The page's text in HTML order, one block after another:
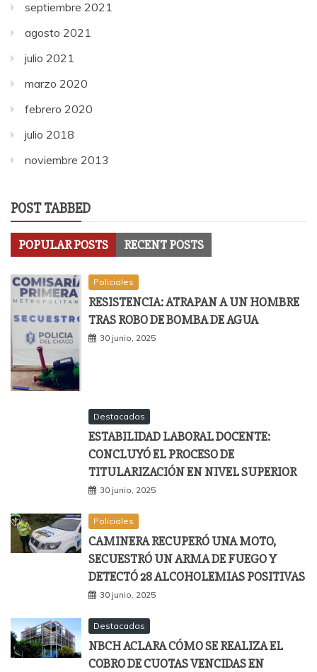
septiembre 2021
agosto 2021
julio 2021
marzo 2020
febrero 2020
julio 2018
noviembre 2013
POST TABBED
POPULAR POSTS RECENT POSTS
Policiales
RESISTENCIA: ATRAPAN A UN HOMBRE
TRAS ROBO DE BOMBA DE AGUA
30 junio, 2025
Destacadas
ESTABILIDAD LABORAL DOCENTE:
CONCLUYÓ EL PROCESO DE
TITULARIZACIÓN EN NIVEL SUPERIOR
30 junio, 2025
Policiales
CAMINERA RECUPERÓ UNA MOTO,
SECUESTRÓ UN ARMA DE FUEGO Y
DETECTÓ 28 ALCOHOLEMIAS POSITIVAS
30 junio, 2025
Destacadas
NBCH ACLARA CÓMO SE REALIZA EL
COBRO DE CUOTAS VENCIDAS EN